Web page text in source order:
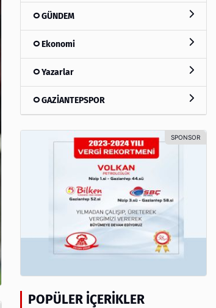
GÜNDEM
Ekonomi
Yazarlar
GAZİANTEPSPOR
POPÜLER İÇERIKLER